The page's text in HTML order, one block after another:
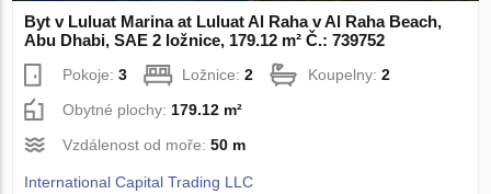
Byt v Luluat Marina at Luluat Al Raha v Al Raha Beach,
Abu Dhabi, SAE 2 ložnice, 179.12 m² Č.: 739752
Pokoje:3 Ložnice:2 Koupelny:2
Obytné plochy: 179.12 m²
Vzdálenost od moře:50 m
International Capital Trading LLC